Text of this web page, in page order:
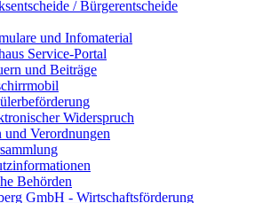
/ Bürgerentscheide
und Infomaterial
Service-Portal
und Beiträge
Widerspruch
und Verordnungen
Behörden
GmbH - Wirtschaftsförderung